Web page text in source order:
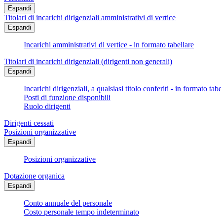
Espandi
Titolari di incarichi dirigenziali amministrativi di vertice
Espandi
Incarichi amministrativi di vertice - in formato tabellare
Titolari di incarichi dirigenziali (dirigenti non generali)
Espandi
Incarichi dirigenziali, a qualsiasi titolo conferiti - in formato
Posti di funzione disponibili
Ruolo dirigenti
Dirigenti cessati
Posizioni organizzative
Espandi
Posizioni organizzative
Dotazione organica
Espandi
Conto annuale del personale
Costo personale tempo indeterminato